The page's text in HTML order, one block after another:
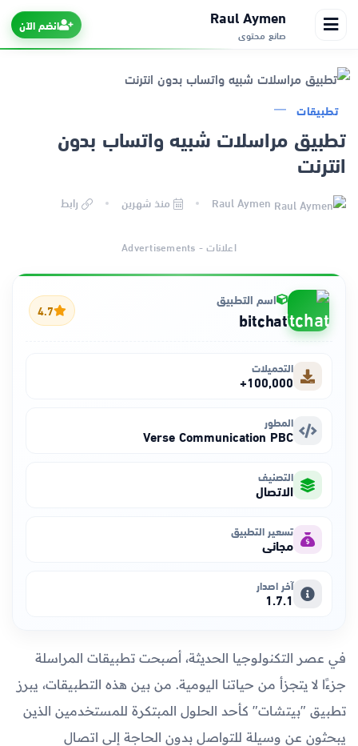
Raul Aymen
صانع محتوى
انضم الآن
التطبيقات
الألعاب
ذكاء اصطناعي
تطبيقات
تطبيق مراسلات شبيه واتساب بدون
انترنت
منذ شهرين رابط
اعلانات - Advertisements
اسم التطبيق
bitchat
4.7
التحميلات
100,000+
المطور
Verse Communication PBC
التصنيف
الاتصال
تسعير التطبيق
مجاني
آخر اصدار
1.7.1
في عصر التكنولوجيا الحديثة، أصبحت تطبيقات المراسلة
جزءًا لا يتجزأ من حياتنا اليومية. من بين هذه التطبيقات، يبرز
تطبيق "بيتشات" كأحد الحلول المبتكرة للمستخدمين الذين
يبحثون عن وسيلة للتواصل بدون الحاجة إلى اتصال